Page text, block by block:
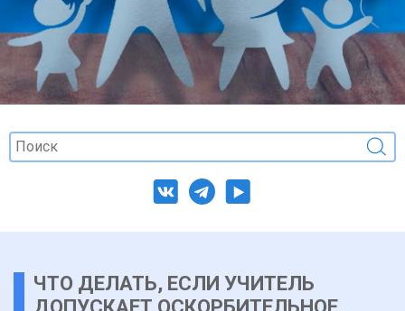
ЧТО ДЕЛАТЬ, ЕСЛИ УЧИТЕЛЬ